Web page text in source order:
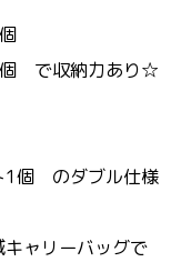
個 で収納力あり☆
1個 のダブル仕様
ャリーバッグで